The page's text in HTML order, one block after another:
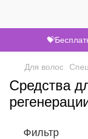
Для волос
Средства
Фильтр